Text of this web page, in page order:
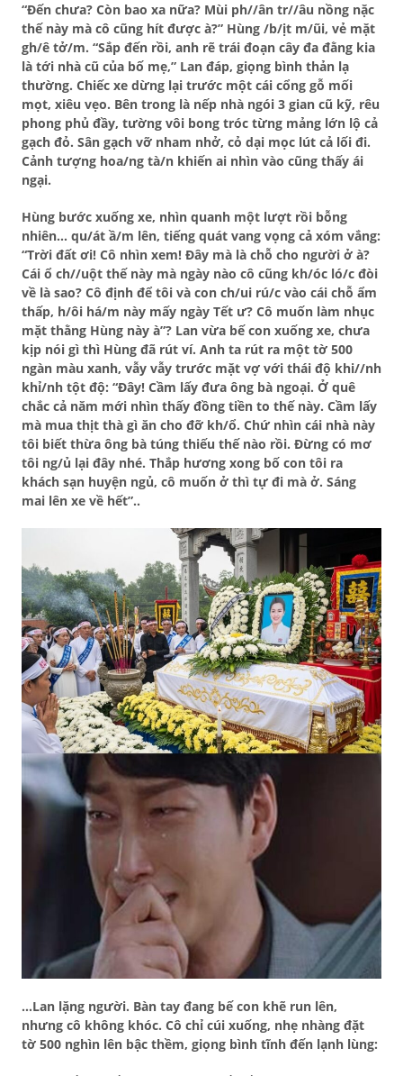
“Đến chưa? Còn bao xa nữa? Mùi ph//ân tr//âu nồng nặc
thế này mà cô cũng hít được à?” Hùng /b/ịt m/ũi, vẻ mặt
gh/ê tở/m. “Sắp đến rồi, anh rẽ trái đoạn cây đa đằng kia
là tới nhà cũ của bố mẹ,” Lan đáp, giọng bình thản lạ
thường. Chiếc xe dừng lại trước một cái cổng gỗ mối
mọt, xiêu vẹo. Bên trong là nếp nhà ngói 3 gian cũ kỹ, rêu
phong phủ đầy, tường vôi bong tróc từng mảng lớn lộ cả
gạch đỏ. Sân gạch vỡ nham nhở, cỏ dại mọc lút cả lối đi.
Cảnh tượng hoa/ng tà/n khiến ai nhìn vào cũng thấy ái
ngại.
Hùng bước xuống xe, nhìn quanh một lượt rồi bỗng
nhiên… qu/át ầ/m lên, tiếng quát vang vọng cả xóm vắng:
“Trời đất ơi! Cô nhìn xem! Đây mà là chỗ cho người ở à?
Cái ổ ch//uột thế này mà ngày nào cô cũng kh/óc ló/c đòi
về là sao? Cô định để tôi và con ch/ui rú/c vào cái chỗ ẩm
thấp, h/ôi há/m này mấy ngày Tết ư? Cô muốn làm nhục
mặt thằng Hùng này à”? Lan vừa bế con xuống xe, chưa
kịp nói gì thì Hùng đã rút ví. Anh ta rút ra một tờ 500
ngàn màu xanh, vẫy vẫy trước mặt vợ với thái độ khi//nh
khỉ/nh tột độ: “Đây! Cầm lấy đưa ông bà ngoại. Ở quê
chắc cả năm mới nhìn thấy đồng tiền to thế này. Cầm lấy
mà mua thịt thà gì ăn cho đỡ kh/ổ. Chứ nhìn cái nhà này
tôi biết thừa ông bà túng thiếu thế nào rồi. Đừng có mơ
tôi ng/ủ lại đây nhé. Thắp hương xong bố con tôi ra
khách sạn huyện ngủ, cô muốn ở thì tự đi mà ở. Sáng
mai lên xe về hết”..
…Lan lặng người. Bàn tay đang bế con khẽ run lên,
nhưng cô không khóc. Cô chỉ cúi xuống, nhẹ nhàng đặt
tờ 500 nghìn lên bậc thềm, giọng bình tĩnh đến lạnh lùng: